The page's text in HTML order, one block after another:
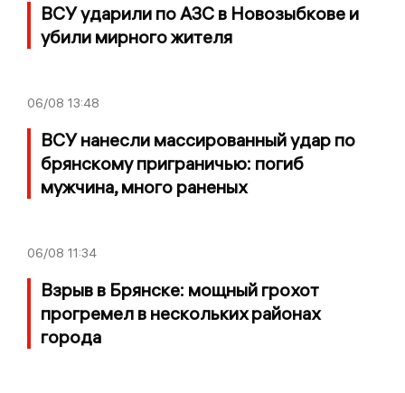
ВСУ ударили по АЗС в Новозыбкове и
убили мирного жителя
06/08 13:48
ВСУ нанесли массированный удар по
брянскому приграничью: погиб
мужчина, много раненых
06/08 11:34
Взрыв в Брянске: мощный грохот
прогремел в нескольких районах
города